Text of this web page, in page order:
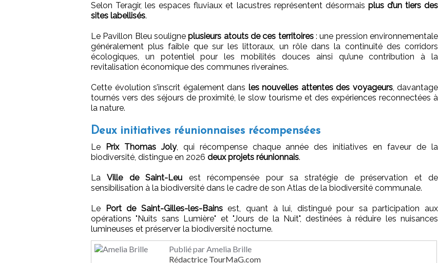
Selon Teragir, les espaces fluviaux et lacustres représentent désormais plus d’un tiers des
sites labellisés.
Le Pavillon Bleu souligneplusieurs atouts de ces territoires: une pression environnementale
généralement plus faible que sur les littoraux, un rôle dans la continuité des corridors
écologiques, un potentiel pour les mobilités douces ainsi qu’une contribution à la
revitalisation économique des communes riveraines.
Cette évolution s’inscrit également dans les nouvelles attentes des voyageurs, davantage
tournés vers des séjours de proximité, le slow tourisme et des expériences reconnectées à
la nature.
Deux initiatives réunionnaises récompensées
Le Prix Thomas Joly, qui récompense chaque année des initiatives en faveur de la
biodiversité, distingue en 2026 deux projets réunionnais.
LaVille de Saint-Leu est récompensée pour sa stratégie de préservation et de
sensibilisation à la biodiversité dans le cadre de son Atlas de la biodiversité communale.
Le Port de Saint-Gilles-les-Bainsest, quant à lui, distingué pour sa participation aux
opérations "Nuits sans Lumière" et "Jours de la Nuit", destinées à réduire les nuisances
lumineuses et préserver la biodiversité nocturne.
Publié par Amelia Brille
Rédactrice TourMaG.com